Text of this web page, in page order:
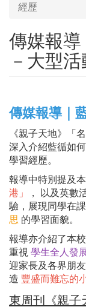
經歷
傳媒報導
－大型
傳媒報導｜
《親子天地》「
深入介紹藍循如
學習經歷。
報導中特別提及
港」
， 以及英數
驗，展現同學在
思 的學習面貌。
報導亦介紹了本校
重視 學生全人發
迎家長及各界朋
造 豐盛而難忘的
東周刊《親子